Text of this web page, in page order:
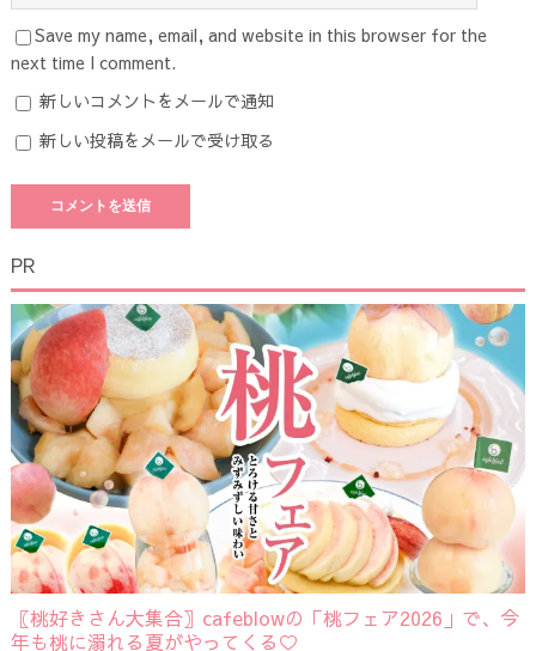
Save my name, email, and website in this browser for the
next time I comment.
新しいコメントをメールで通知
新しい投稿をメールで受け取る
PR
〖桃好きさん大集合〗cafeblowの「桃フェア2026」で、今
年も桃に溺れる夏がやってくる♡